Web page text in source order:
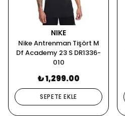
NIKE
Nike Antrenman Tişört M
Df Academy 23 S DR1336-
010
₺ 1,299.00
SEPETE EKLE